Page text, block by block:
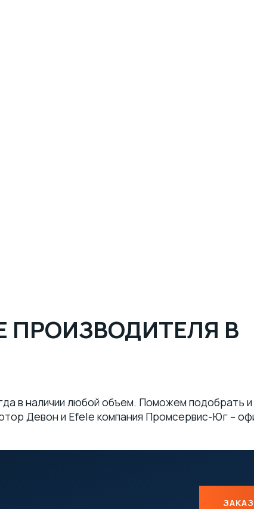
ПРОИЗВОДИТЕЛЯ В
в наличии любой объем. Поможем подобрать и
Девон и Efele компания Промсервис-Юг –